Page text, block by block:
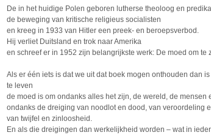
De in het huidige Polen geboren lutherse theoloog en
de beweging van kritische religieus socialisten
en kreeg in 1933 van Hitler een preek- en beroepsverbod.
Hij verliet Duitsland en trok naar Amerika
en schreef er in 1952 zijn belangrijkste werk: De moed om te
Als er één iets is dat we uit dat boek mogen onthouden dan
te leven
de moed is om ondanks alles het zijn, de wereld, de mensen
ondanks de dreiging van noodlot en dood, van veroordeling
van twijfel en zinloosheid.
En als die dreigingen dan werkelijkheid worden – wat in